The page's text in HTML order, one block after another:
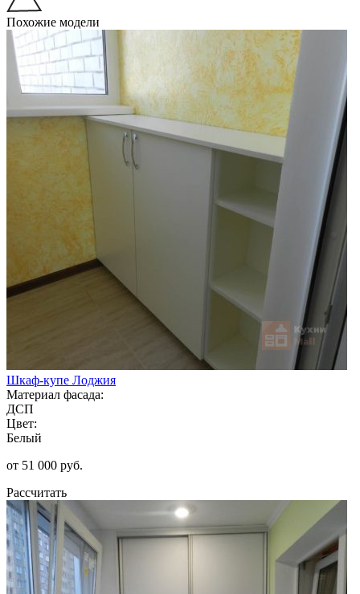
Похожие модели
Шкаф-купе Лоджия
Материал фасада:
ДСП
Цвет:
Белый
от 51 000 руб.
Рассчитать